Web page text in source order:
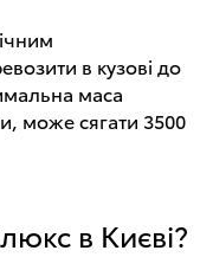
в кузові до
маса
може сягати 3500
в Києві?